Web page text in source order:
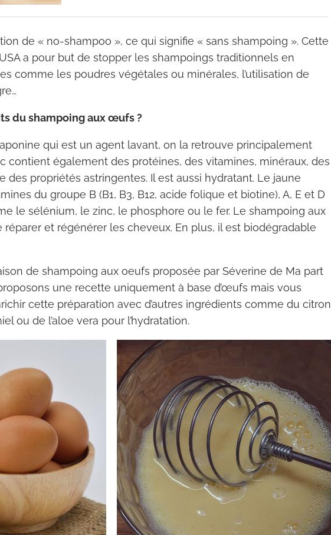
de « no-shampoo », ce qui signifie « sans shampoing ». Cette
a pour but de stopper les shampoings traditionnels en
comme les poudres végétales ou minérales, l’utilisation de
du shampoing aux œufs ?
qui est un agent lavant, on la retrouve principalement
contient également des protéines, des vitamines, minéraux, des
des propriétés astringentes. Il est aussi hydratant. Le jaune
du groupe B (B1, B3, B12, acide folique et biotine), A, E et D
le sélénium, le zinc, le phosphore ou le fer. Le shampoing aux
et régénérer les cheveux. En plus, il est biodégradable
de shampoing aux oeufs proposée par Séverine de Ma part
une recette uniquement à base d’œufs mais vous
cette préparation avec d’autres ingrédients comme du citron
ou de l’aloe vera pour l’hydratation.